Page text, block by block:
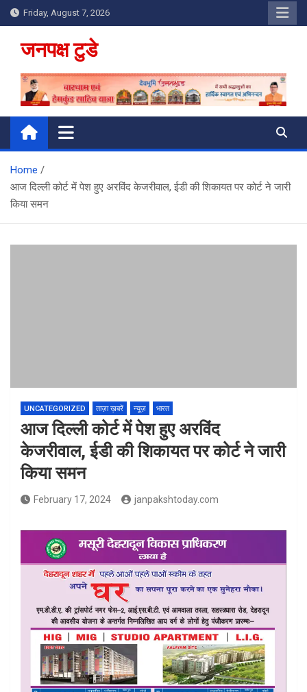
Skip
to
content
Friday, August 7, 2026
जनपक्ष टुडे
Home
आज दिल्ली कोर्ट में पेश हुए अरविंद केजरीवाल, ईडी की शिकायत पर कोर्ट ने जारी
किया समन
UNCATEGORIZED ताज़ा ख़बरें न्यूज़ भारत
आज दिल्ली कोर्ट में पेश हुए अरविंद
केजरीवाल, ईडी की शिकायत पर कोर्ट ने जारी
किया समन
February 17, 2024 janpakshtoday.com